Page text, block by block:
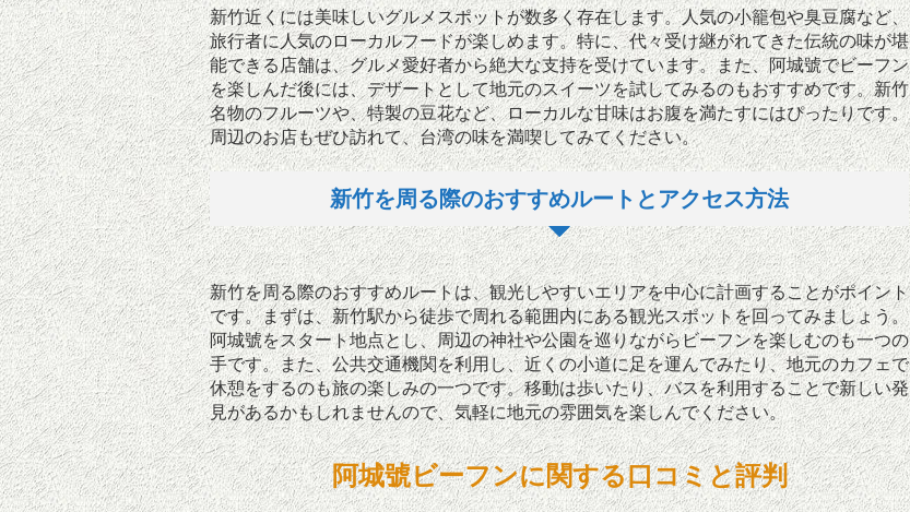
新竹近くには美味しいグルメスポットが数多く存在します。人気の小籠包や臭豆腐など、
旅行者に人気のローカルフードが楽しめます。特に、代々受け継がれてきた伝統の味が堪
能できる店舗は、グルメ愛好者から絶大な支持を受けています。また、阿城號でビーフン
を楽しんだ後には、デザートとして地元のスイーツを試してみるのもおすすめです。新竹
名物のフルーツや、特製の豆花など、ローカルな甘味はお腹を満たすにはぴったりです。
周辺のお店もぜひ訪れて、台湾の味を満喫してみてください。
新竹を周る際のおすすめルートとアクセス方法
新竹を周る際のおすすめルートは、観光しやすいエリアを中心に計画することがポイント
です。まずは、新竹駅から徒歩で周れる範囲内にある観光スポットを回ってみましょう。
阿城號をスタート地点とし、周辺の神社や公園を巡りながらビーフンを楽しむのも一つの
手です。また、公共交通機関を利用し、近くの小道に足を運んでみたり、地元のカフェで
休憩をするのも旅の楽しみの一つです。移動は歩いたり、バスを利用することで新しい発
見があるかもしれませんので、気軽に地元の雰囲気を楽しんでください。
阿城號ビーフンに関する口コミと評判